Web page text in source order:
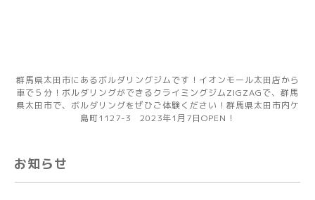
群馬県太田市にあるボルダリングジムです！イオンモール太田店から
車で５分！ボルダリングができるクライミングジムZIGZAGで、群馬
県太田市で、ボルダリングをぜひご体験ください！群馬県太田市内ケ
島町1127-3 2023年1月7日OPEN！
お知らせ